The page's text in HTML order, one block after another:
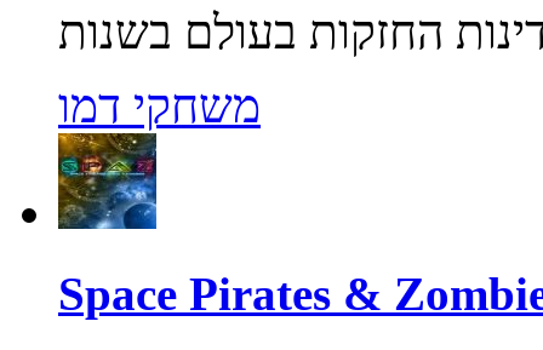
משחקי דמו